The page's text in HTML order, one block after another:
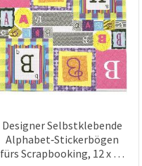
Designer Selbstklebende
Alphabet‑Stickerbögen
fürs Scrapbooking, 12 x 12